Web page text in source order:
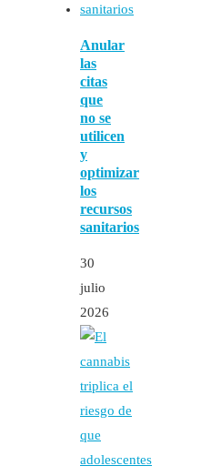
Anular
las
citas
que
no se
utilicen
y
optimizar
los
recursos
sanitarios
30
julio
2026